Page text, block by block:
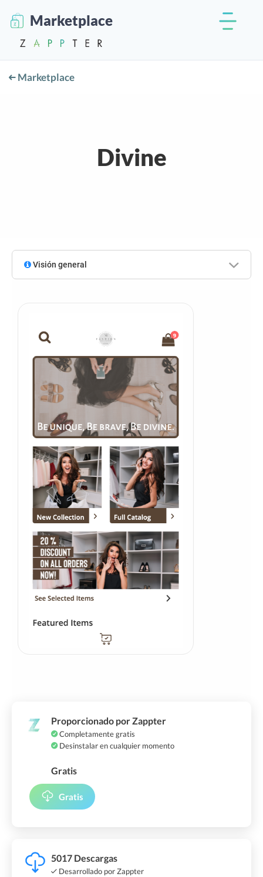
Marketplace
Marketplace
Divine
Visión general
Proporcionado por Zappter
Completamente gratis
Desinstalar en cualquier momento
Gratis
Gratis
5017 Descargas
Desarrollado por Zappter